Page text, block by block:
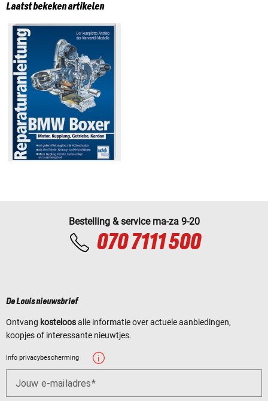
Laatst bekeken artikelen
Bestelling & service ma-za 9-20
070 7111 500
De Louis nieuwsbrief
Ontvang kosteloosalle informatie over actuele aanbiedingen,
koopjes of interessante nieuwtjes.
Info privacybescherming
Jouw e-mailadres